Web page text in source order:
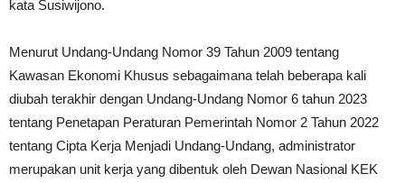
kata Susiwijono.
Menurut Undang-Undang Nomor 39 Tahun 2009 tentang
Kawasan Ekonomi Khusus sebagaimana telah beberapa kali
diubah terakhir dengan Undang-Undang Nomor 6 tahun 2023
tentang Penetapan Peraturan Pemerintah Nomor 2 Tahun 2022
tentang Cipta Kerja Menjadi Undang-Undang, administrator
merupakan unit kerja yang dibentuk oleh Dewan Nasional KEK